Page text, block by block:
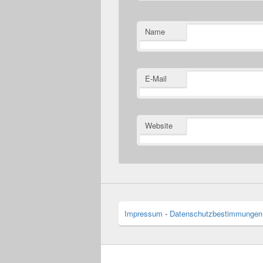
Name
E-Mail
Website
Impressum - Datenschutzbestimmungen